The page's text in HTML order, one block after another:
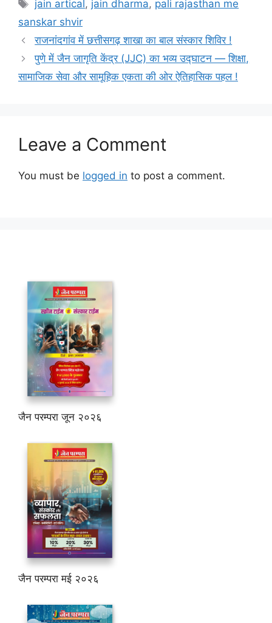
jain artical , jain dharma, pali rajasthan me
sanskar shvir
राजनांदगांव में छत्तीसगढ़ शाखा का बाल संस्कार शिविर !
पुणे में जैन जागृति केंद्र (JJC) का भव्य उद्घाटन — शिक्षा,
सामाजिक सेवा और सामूहिक एकता की ओर ऐतिहासिक पहल !
Leave a Comment
You must be logged in to post a comment.
जैन परम्परा जून २०२६
जैन परम्परा मई २०२६